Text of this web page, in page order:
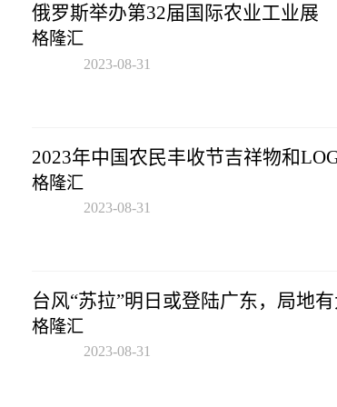
俄罗斯举办第32届国际农业工业展
格隆汇
2023-08-31
2023年中国农民丰收节吉祥物和
格隆汇
2023-08-31
台风“苏拉”明日或登陆广东，局地
格隆汇
2023-08-31